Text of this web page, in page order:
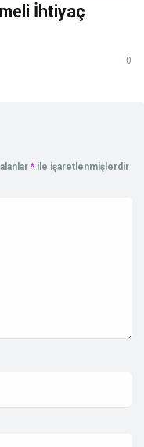
İhtiyaç
0
* ile işaretlenmişlerdir